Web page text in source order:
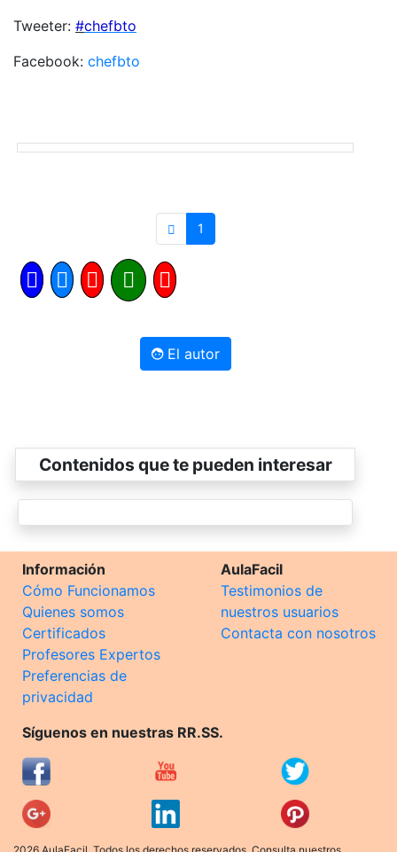
Tweeter: #chefbto
Facebook: chefbto
1
El autor
Contenidos que te pueden interesar
Información
Cómo Funcionamos
Quienes somos
Certificados
Profesores Expertos
Preferencias de
privacidad
AulaFacil
Testimonios de
nuestros usuarios
Contacta con nosotros
Síguenos en nuestras RR.SS.